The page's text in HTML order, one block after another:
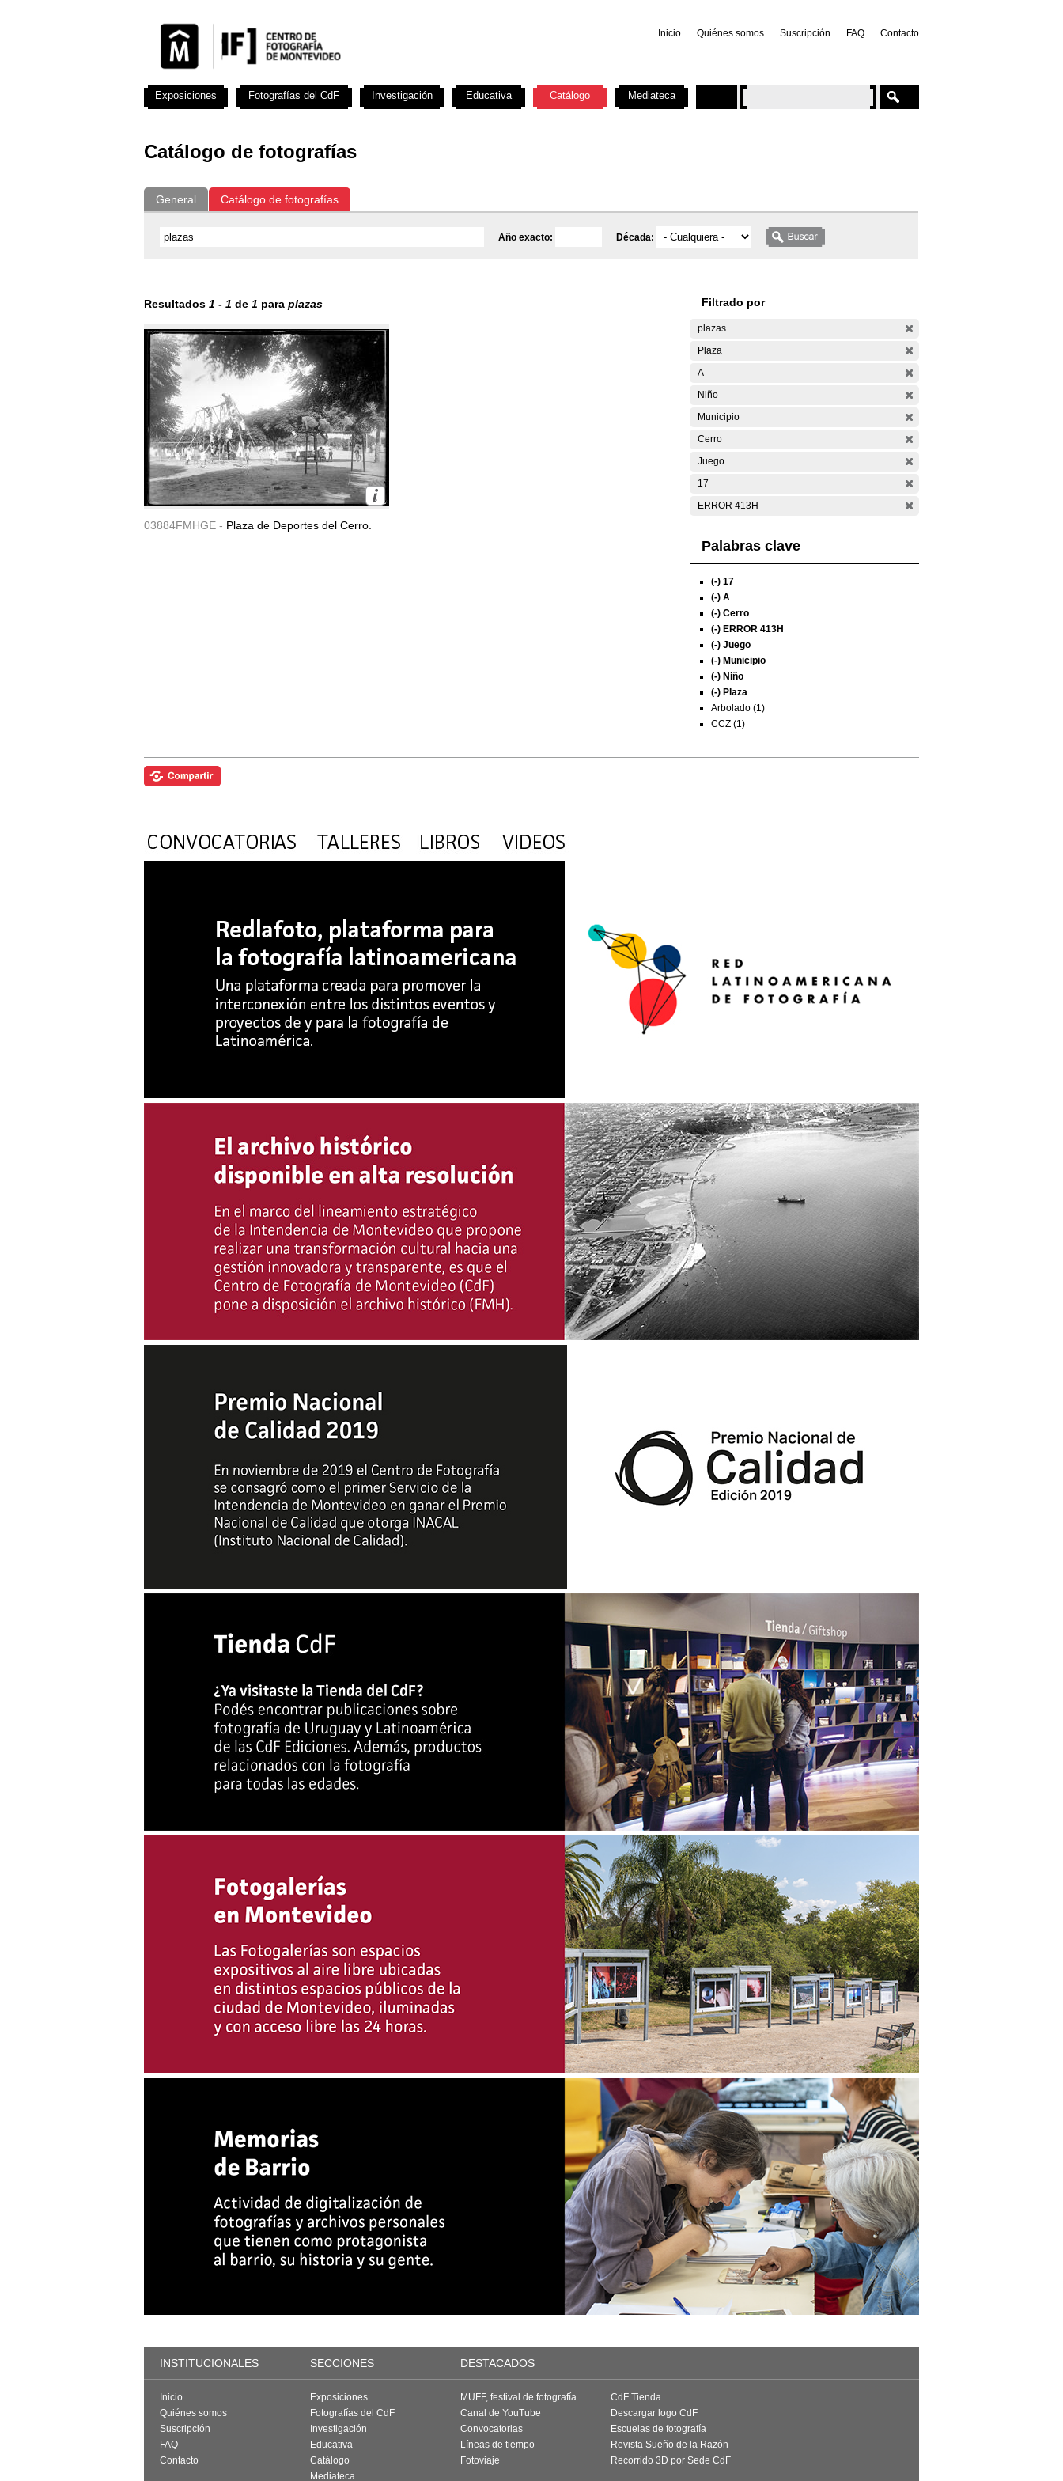
Inicio Quiénes somos Suscripción FAQ Contacto
Catálogo de fotografías
General Catálogo de fotografías
Año exacto: Década:
Resultados 1 - 1 de 1 para plazas
03884FMHGE - Plaza de Deportes del Cerro.
Filtrado por
plazas
Plaza
A
Niño
Municipio
Cerro
Juego
17
ERROR 413H
Palabras clave
(-) 17
(-) A
(-) Cerro
(-) ERROR 413H
(-) Juego
(-) Municipio
(-) Niño
(-) Plaza
Arbolado (1)
CCZ (1)
Exposiciones Fotografías del CdF Investigación Educativa Catálogo Mediateca
INSTITUCIONALES SECCIONES DESTACADOS
Inicio
Quiénes somos
Suscripción
FAQ
Contacto
Exposiciones
Fotografías del CdF
Investigación
Educativa
Catálogo
Mediateca
MUFF, festival de fotografía
Canal de YouTube
Convocatorias
Líneas de tiempo
Fotoviaje
CdF Tienda
Descargar logo CdF
Escuelas de fotografía
Revista Sueño de la Razón
Recorrido 3D por Sede CdF